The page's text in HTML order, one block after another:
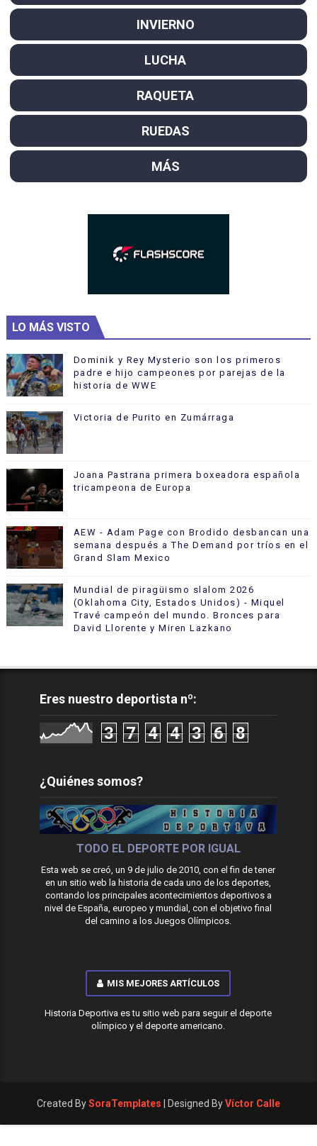
INVIERNO
LUCHA
RAQUETA
RUEDAS
MÁS
LO MÁS VISTO
Dominik y Rey Mysterio son los primeros
padre e hijo campeones por parejas de la
historia de WWE
Victoria de Purito en Zumárraga
Joana Pastrana primera boxeadora española
tricampeona de Europa
AEW - Adam Page con Brodido desbancan una
semana después a The Demand por tríos en el
Grand Slam Mexico
Mundial de piragüismo slalom 2026
(Oklahoma City, Estados Unidos) - Miquel
Travé campeón del mundo. Bronces para
David Llorente y Miren Lazkano
Eres nuestro deportista nº:
3 7 4 4 3 6 8
¿Quiénes somos?
TODO EL DEPORTE POR IGUAL
Esta web se creó, un 9 de julio de 2010, con el fin de tener
en un sitio web la historia de cada uno de los deportes,
contando los principales acontecimientos deportivos a
nivel de España, europeo y mundial, con el objetivo final
del camino a los Juegos Olímpicos.
MIS MEJORES ARTÍCULOS
Historia Deportiva es tu sitio web para seguir el deporte
olímpico y el deporte americano.
Created BySoraTemplates | Designed ByVíctor Calle